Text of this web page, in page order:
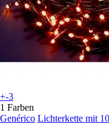
+-3
1 Farben
Genérico Lichterkette mit